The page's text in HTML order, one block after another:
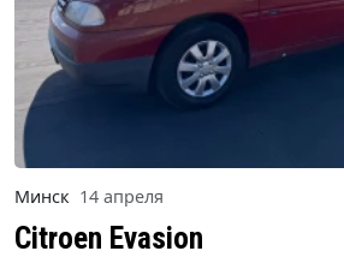
Минск 14 апреля
Citroen Evasion